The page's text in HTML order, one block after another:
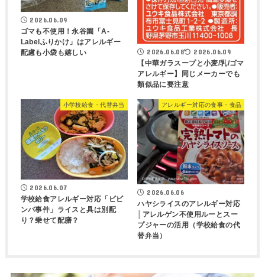
2026.06.09
ゴマも不使用！永谷園「A-
Labelふりかけ」はアレルギー
配慮も小袋も嬉しい
2026.06.08 2026.06.09
【中華ガラスープと小麦/乳/ゴマ
アレルギー】同じメーカーでも
類似品に要注意
小学校給食・代替弁当
2026.06.07
学校給食アレルギー対応「ビビ
ンバ事件」ライスと具は別配
り？乗せて配膳？
アレルギー対応の食事・食品
2026.06.06
ハヤシライスのアレルギー対応
│アレルゲン不使用ルーとスー
プジャーの活用（学校給食の代
替弁当）